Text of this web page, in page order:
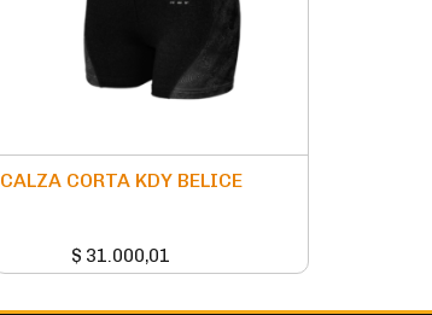
CALZA CORTA KDY BELICE
$ 31.000,01